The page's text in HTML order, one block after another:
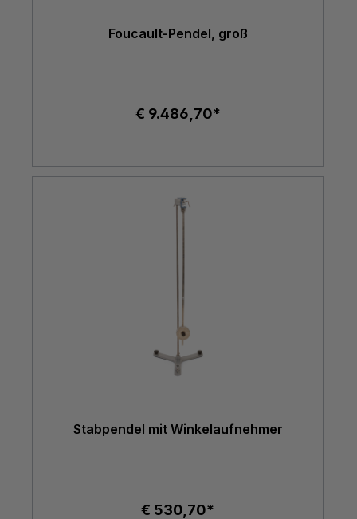
Foucault-Pendel, groß
€ 9.486,70*
Stabpendel mit Winkelaufnehmer
€ 530,70*